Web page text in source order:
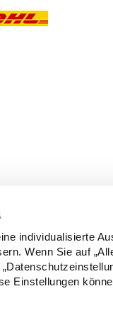
individualisierte
Wenn Sie auf
Einstellungen
E-Mail: